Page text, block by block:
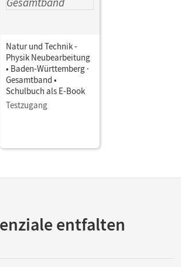
Natur und Technik -
Physik Neubearbeitung
• Baden-Württemberg ·
Gesamtband •
Schulbuch als E-Book
Testzugang
entfalten